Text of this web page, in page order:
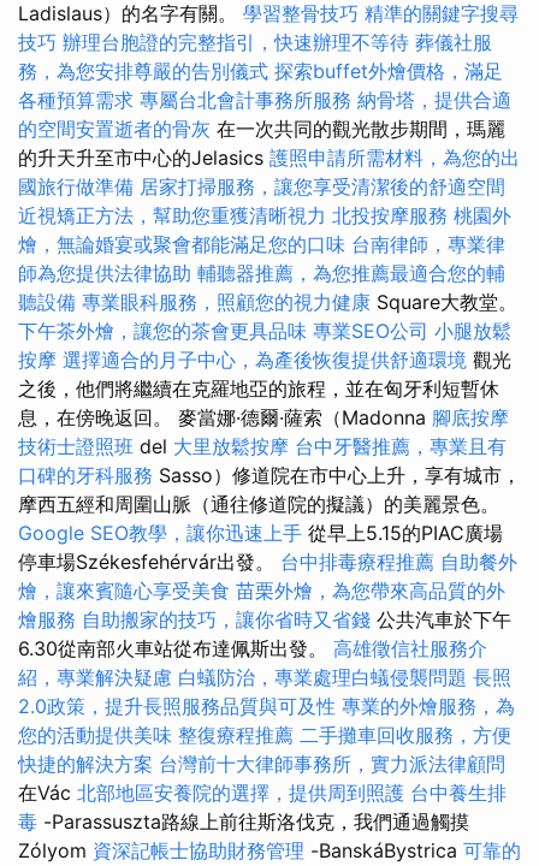
Ladislaus）的名字有關。 學習整骨技巧 精準的關鍵字搜尋
技巧 辦理台胞證的完整指引，快速辦理不等待 葬儀社服
務，為您安排尊嚴的告別儀式 探索buffet外燴價格，滿足
各種預算需求 專屬台北會計事務所服務 納骨塔，提供合適
的空間安置逝者的骨灰 在一次共同的觀光散步期間，瑪麗
的升天升至市中心的Jelasics 護照申請所需材料，為您的出
國旅行做準備 居家打掃服務，讓您享受清潔後的舒適空間
近視矯正方法，幫助您重獲清晰視力 北投按摩服務 桃園外
燴，無論婚宴或聚會都能滿足您的口味 台南律師，專業律
師為您提供法律協助 輔聽器推薦，為您推薦最適合您的輔
聽設備 專業眼科服務，照顧您的視力健康 Square大教堂。
下午茶外燴，讓您的茶會更具品味 專業SEO公司 小腿放鬆
按摩 選擇適合的月子中心，為產後恢復提供舒適環境 觀光
之後，他們將繼續在克羅地亞的旅程，並在匈牙利短暫休
息，在傍晚返回。 麥當娜·德爾·薩索（Madonna 腳底按摩
技術士證照班 del 大里放鬆按摩 台中牙醫推薦，專業且有
口碑的牙科服務 Sasso）修道院在市中心上升，享有城市，
摩西五經和周圍山脈（通往修道院的擬議）的美麗景色。
Google SEO教學，讓你迅速上手 從早上5.15的PIAC廣場
停車場Székesfehérvár出發。 台中排毒療程推薦 自助餐外
燴，讓來賓隨心享受美食 苗栗外燴，為您帶來高品質的外
燴服務 自助搬家的技巧，讓你省時又省錢 公共汽車於下午
6.30從南部火車站從布達佩斯出發。 高雄徵信社服務介
紹，專業解決疑慮 白蟻防治，專業處理白蟻侵襲問題 長照
2.0政策，提升長照服務品質與可及性 專業的外燴服務，為
您的活動提供美味 整復療程推薦 二手攤車回收服務，方便
快捷的解決方案 台灣前十大律師事務所，實力派法律顧問
在Vác 北部地區安養院的選擇，提供周到照護 台中養生排
毒 -Parassuszta路線上前往斯洛伐克，我們通過觸摸
Zólyom 資深記帳士協助財務管理 -BanskáBystrica 可靠的